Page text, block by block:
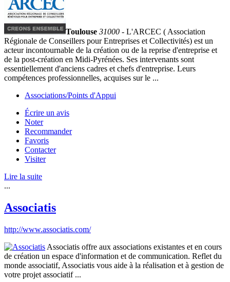
Toulouse 31000 - L'ARCEC ( Association
Régionale de Conseillers pour Entreprises et Collectivités) est un
acteur incontournable de la création ou de la reprise d'entreprise et
de la post-création en Midi-Pyrénées. Ses intervenants sont
essentiellement d'anciens cadres et chefs d'entreprise. Leurs
compétences professionnelles, acquises sur le ...
Associations/Points d'Appui
Écrire un avis
Noter
Recommander
Favoris
Contacter
Visiter
Lire la suite
...
Associatis
http://www.associatis.com/
Associatis offre aux associations existantes et en cours
de création un espace d'information et de communication. Reflet du
monde associatif, Associatis vous aide à la réalisation et à gestion de
votre projet associatif ...